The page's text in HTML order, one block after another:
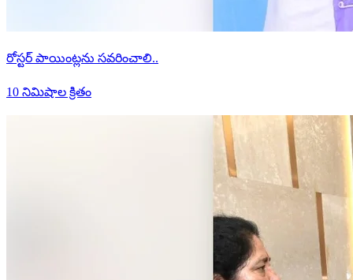
రోస్టర్ పాయింట్లను సవరించాలి..
10 నిమిషాల క్రితం